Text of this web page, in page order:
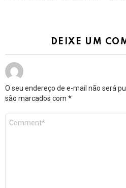
DEIXE UM
O seu endereço de e-mail não será
são marcados com *